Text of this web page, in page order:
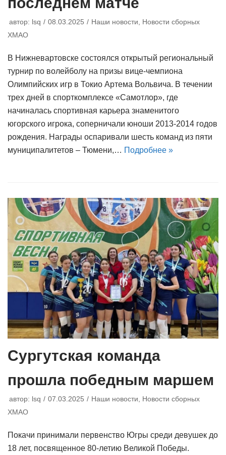
автор: lsq 08.03.2025 Наши новости
Новости сборных
ХМАО
В Нижневартовске состоялся открытый региональный
турнир по волейболу на призы вице-чемпиона
Олимпийских игр в Токио Артема Вольвича. В течении
трех дней в спорткомплексе «Самотлор», где
начиналась спортивная карьера знаменитого
югорского игрока, соперничали юноши 2013-2014 годов
рождения. Награды оспаривали шесть команд из пяти
муниципалитетов – Тюмени,… Подробнее »
Сургутская команда
прошла победным маршем
автор: lsq 07.03.2025 Наши новости, Новости сборных
ХМАО
Покачи принимали первенство Югры среди девушек до
18 лет, посвященное 80-летию Великой Победы.